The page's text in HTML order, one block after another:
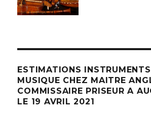
ESTIMATIONS
MUSIQUE CHEZ MAITRE
COMMISSAIRE PRISEUR A
LE 19 AVRIL 2021